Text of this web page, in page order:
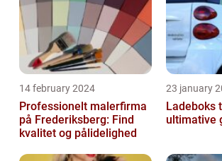
14 february 2024
Professionelt malerfirma
på Frederiksberg: Find
kvalitet og pålidelighed
23 january
Ladeboks
ultimative